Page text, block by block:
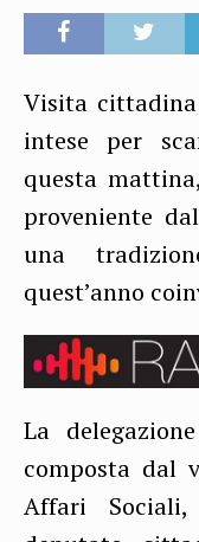
Visita
intese per
questa
proveniente
una
quest’anno
La
composta dal
Affari